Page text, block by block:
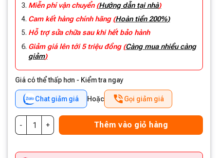
Miễn phí vận chuyển (Hướng dẫn tại nhà)
Cam kết hàng chính hãng (Hoàn tiền 200%)
Hỗ trợ sửa chữa sau khi hết bảo hành
Giảm giá lên tới 5 triệu đồng (Càng mua nhiều càng
giảm)
Giá có thể thấp hơn - Kiểm tra ngay
Chat giảm giá Hoặc Gọi giảm giá
Thêm vào giỏ hàng